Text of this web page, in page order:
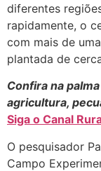
diferentes
rapidamente, o
com mais de
plantada de
Confira na
agricultura,
Siga o Canal
O pesquisador
Campo